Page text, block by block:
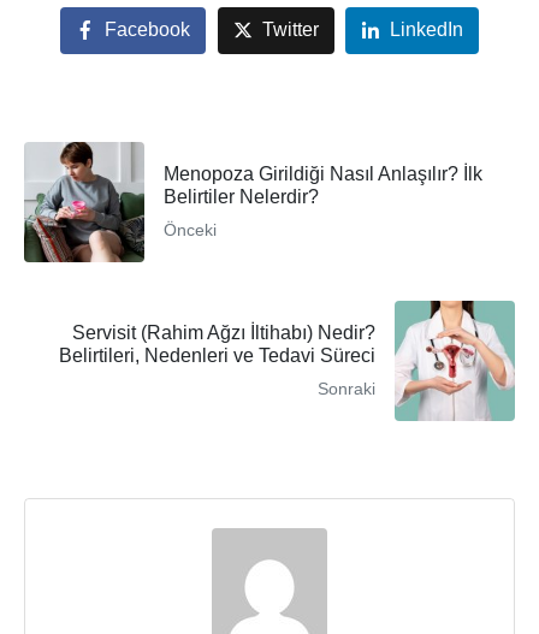
Facebook Twitter LinkedIn
Menopoza Girildiği Nasıl Anlaşılır? İlk
Belirtiler Nelerdir?
Önceki
Servisit (Rahim Ağzı İltihabı) Nedir?
Belirtileri, Nedenleri ve Tedavi Süreci
Sonraki